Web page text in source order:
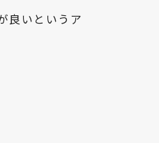
良いというア